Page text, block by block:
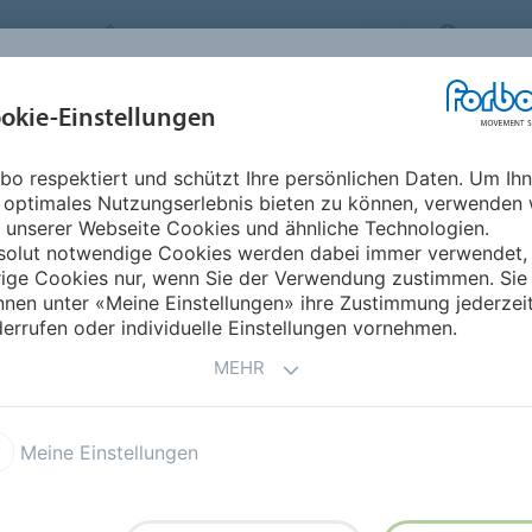
FORBO MOVEMENT SYSTEMS
PRODUKTE
ANWENDUNGEN
statische Elektrizität in Antriebs- und
Leitfähigkeit in alle drei Raumrichtungen
Konformität der Anlage und verhindern
Einstellungen
respektiert und schützt Ihre persönlichen Daten. Um
Nutzungserlebnis bieten zu können, verwenden
unserer Webseite Cookies und ähnliche Technologien.
notwendige Cookies werden dabei immer verwendet,
Cookies nur, wenn Sie der Verwendung zustimmen. Sie
unter «Meine Einstellungen» ihre Zustimmung
oder individuelle Einstellungen vornehmen.
MEHR
Meine Einstellungen